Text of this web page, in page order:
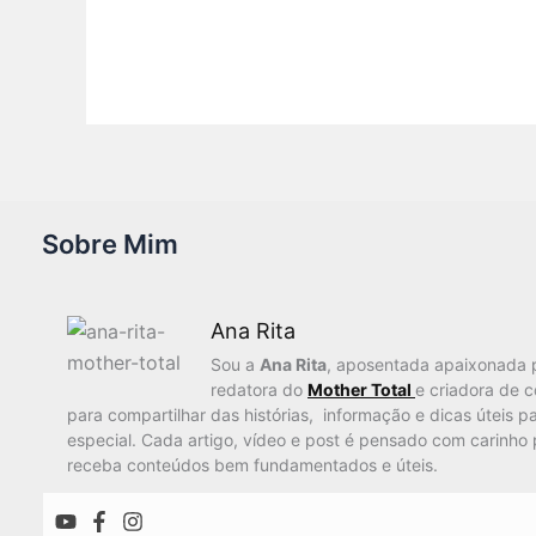
Sobre Mim
Ana Rita
Sou a Ana Rita, aposentada apaixonada
redatora do Mother Total e criadora de
para compartilhar das histórias, informação e dicas úteis
especial. Cada artigo, vídeo e post é pensado com
receba conteúdos bem fundamentados e úteis.